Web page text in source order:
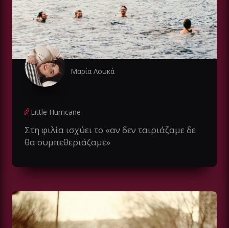
Μαρία Λουκά
Little Hurricane
Στη φιλία ισχύει το «αν δεν ταιριάζαμε δε
θα συμπεθεριάζαμε»